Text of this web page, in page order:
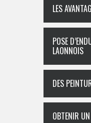
LES
POSE
LAONNOIS
DES
OBTENIR